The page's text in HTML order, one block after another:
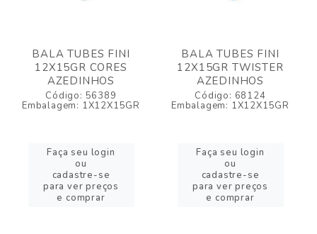
BALA TUBES FINI
12X15GR CORES
AZEDINHOS
Código: 56389
Embalagem: 1X12X15GR
Faça seu login
ou
cadastre-se
para ver preços
e comprar
BALA TUBES FINI
12X15GR TWISTER
AZEDINHOS
Código: 68124
Embalagem: 1X12X15GR
Faça seu login
ou
cadastre-se
para ver preços
e comprar